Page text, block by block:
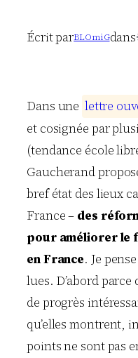
Écrit parBLOmiGdans
Dans une lettre ouv
et cosignée par
(tendance école
Gaucherand
bref état des lieux
France – des
pour améliorer le
en France. Je
lues. D’abord parce
de progrès
qu’elles montrent,
points ne sont pas